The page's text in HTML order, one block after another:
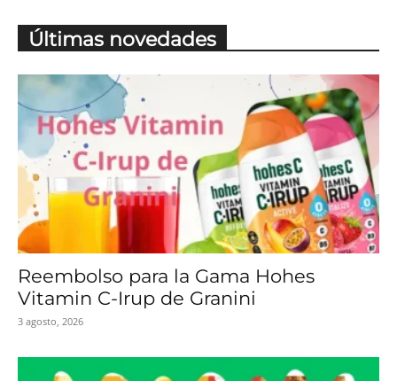
Últimas novedades
Reembolso para la Gama Hohes
Vitamin C-Irup de Granini
3 agosto, 2026